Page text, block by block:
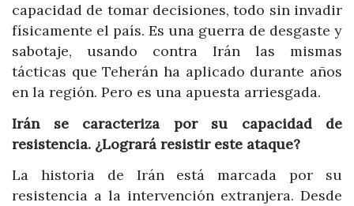
capacidad de tomar decisiones, todo sin invadir
físicamente el país. Es una guerra de desgaste y
sabotaje, usando contra Irán las mismas
tácticas que Teherán ha aplicado durante años
en la región. Pero es una apuesta arriesgada.
Irán se caracteriza por su capacidad de
resistencia. ¿Logrará resistir este ataque?
La historia de Irán está marcada por su
resistencia a la intervención extranjera. Desde